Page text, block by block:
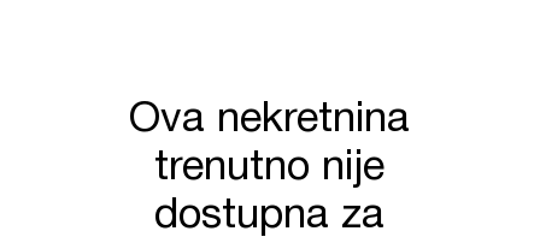
Ova nekretnina
trenutno nije
dostupna za